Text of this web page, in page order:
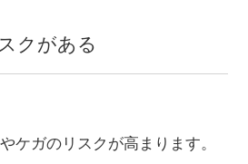
クがある
ケガのリスクが高まります。